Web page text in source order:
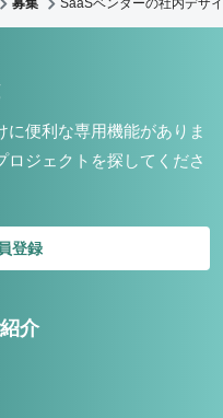
募集 SaaSベンダーの社内デザ
に便利な専用機能がありま
ジェクトを探してくださ
登録
介